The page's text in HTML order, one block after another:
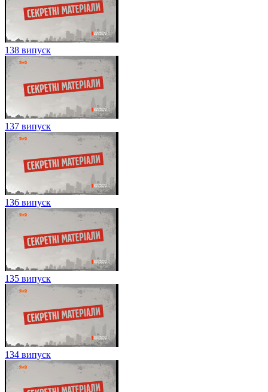
138 випуск
137 випуск
136 випуск
135 випуск
134 випуск